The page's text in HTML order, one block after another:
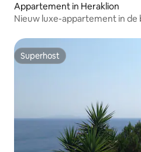
Appartement in Heraklion
Nieuw luxe-appartement in
Superhost
Superhost